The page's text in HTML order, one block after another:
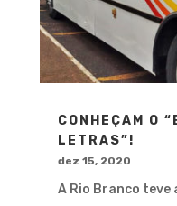
CONHEÇAM O
LETRAS”!
dez 15, 2020
A Rio Branco teve